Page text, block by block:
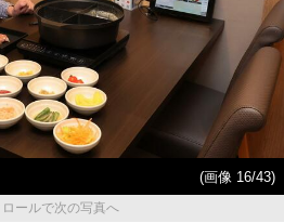
(画像 16/43)
ールで次の写真へ